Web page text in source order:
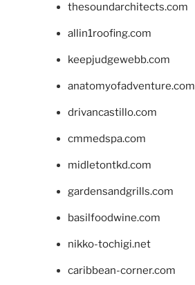
thesoundarchitects.com
allin1roofing.com
keepjudgewebb.com
anatomyofadventure.com
drivancastillo.com
cmmedspa.com
midletontkd.com
gardensandgrills.com
basilfoodwine.com
nikko-tochigi.net
caribbean-corner.com